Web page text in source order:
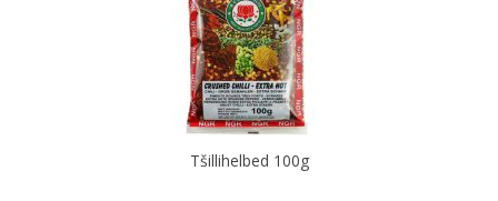
Tšillihelbed 100g